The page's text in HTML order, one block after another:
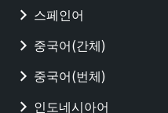
스페인어
중국어(간체)
중국어(번체)
인도네시아어